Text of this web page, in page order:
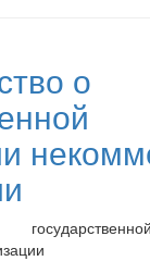
о